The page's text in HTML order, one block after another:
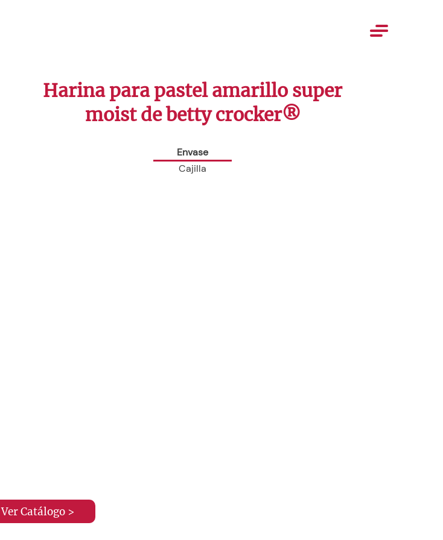
Harina para pastel amarillo super
moist de betty crocker®️
Envase
Cajilla
Ver Catálogo >